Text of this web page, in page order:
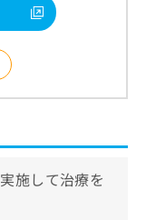
施して治療を